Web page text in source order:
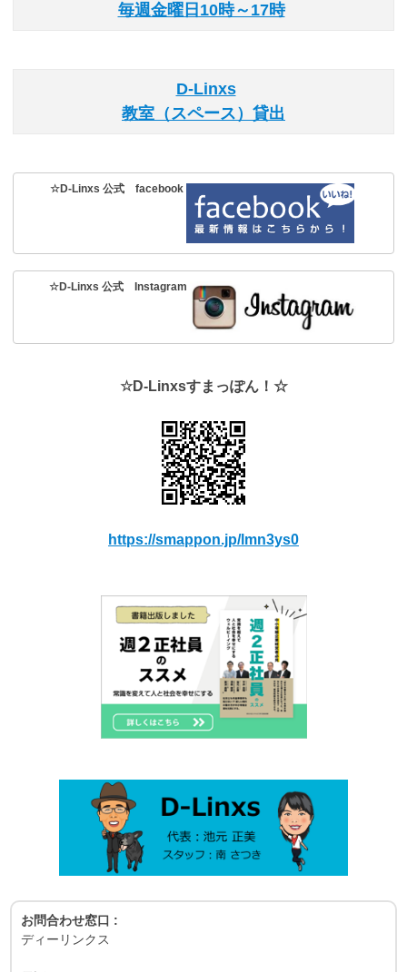
毎週金曜日10時～17時
D-Linxs
教室（スペース）貸出
☆D-Linxs 公式 facebook
☆D-Linxs 公式 Instagram
☆D-Linxsすまっぽん！☆
https://smappon.jp/lmn3ys0
お問合わせ窓口 :
ディーリンクス